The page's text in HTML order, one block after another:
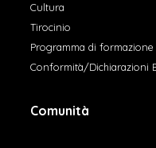
Cultura
Tirocinio
Programma di
Conformità/Dichiarazioni
Comunità